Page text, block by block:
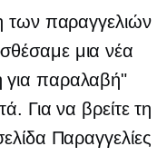
των παραγγελιών
μια νέα
για παραλαβή"
Για να βρείτε τη
Παραγγελίες